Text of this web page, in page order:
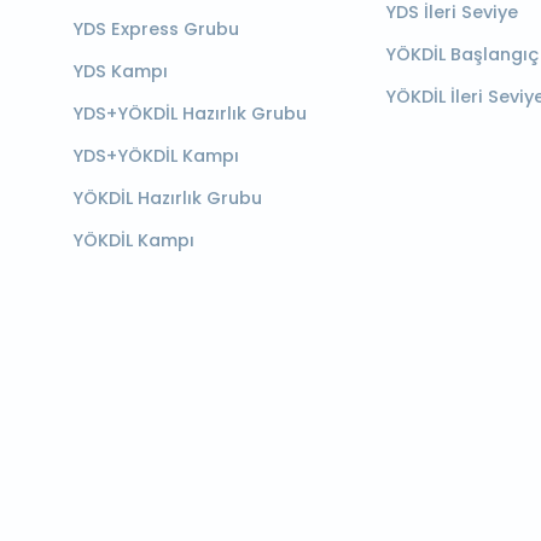
YDS Express Grubu
YDS Kampı
YDS+YÖKDİL Hazırlık Grubu
YDS+YÖKDİL Kampı
YÖKDİL Hazırlık Grubu
YÖKDİL Kampı
YDS İleri Seviye
YÖKDİL Başlangıç
YÖKDİL İleri